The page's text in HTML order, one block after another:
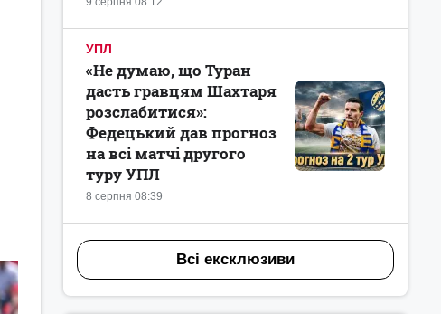
УПЛ
8 серпня 08:39
«Не думаю, що Туран
дасть гравцям Шахтаря
розслабитися»:
Федецький дав прогноз
на всі матчі другого
туру УПЛ
Всі ексклюзиви